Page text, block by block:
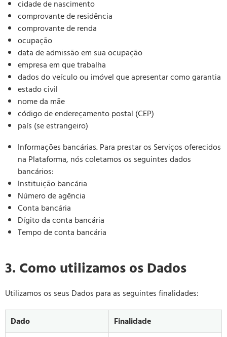
cidade de nascimento
comprovante de residência
comprovante de renda
ocupação
data de admissão em sua ocupação
empresa em que trabalha
dados do veículo ou imóvel que apresentar como garantia
estado civil
nome da mãe
código de endereçamento postal (CEP)
país (se estrangeiro)
Informações bancárias. Para prestar os Serviços oferecidos
na Plataforma, nós coletamos os seguintes dados
bancários:
Instituição bancária
Número de agência
Conta bancária
Dígito da conta bancária
Tempo de conta bancária
3. Como utilizamos os Dados
Utilizamos os seus Dados para as seguintes finalidades:
Dado
Finalidade